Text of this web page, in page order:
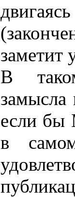
заметит
В
замысла
если бы
в